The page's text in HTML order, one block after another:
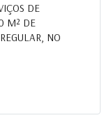
DE
M² DE
NO